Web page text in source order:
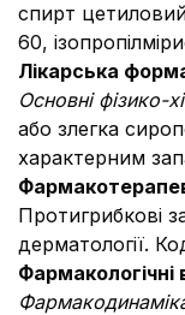
спирт
60,
Лікарська
Основні фізико-
або злегка
характерним
Протигрибкові
дерматології.
Фармакологічні